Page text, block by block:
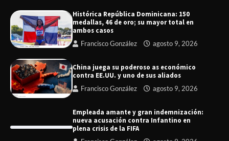
Histórica República Dominicana: 150
medallas, 46 de oro; su mayor total en
ambos casos
Francisco González agosto 9, 2026
China juega su poderoso as económico
contra EE.UU. y uno de sus aliados
Francisco González agosto 9, 2026
Empleada amante y gran indemnización:
nueva acusación contra Infantino en
plena crisis de la FIFA